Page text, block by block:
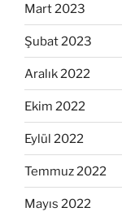
Mart 2023
Şubat 2023
Aralık 2022
Ekim 2022
Eylül 2022
Temmuz 2022
Mayıs 2022